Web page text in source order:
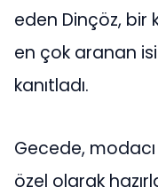
eden Dinçöz, bir
en çok aranan
kanıtladı.
Gecede,
özel olarak